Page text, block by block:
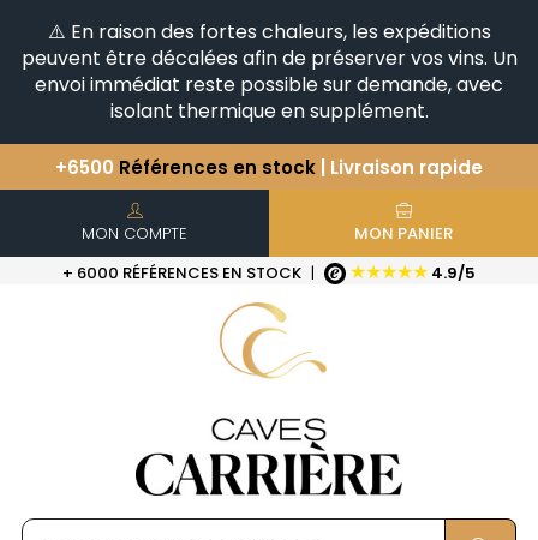
⚠️ En raison des fortes chaleurs, les expéditions
peuvent être décalées afin de préserver vos vins. Un
envoi immédiat reste possible sur demande, avec
isolant thermique en supplément.
+6500 Références en stock | Livraison rapide
Vous avez une question ?
Découvrez notre sélection
d'Horizontales & Verticales
MON COMPTE
MON PANIER
+ 6000 RÉFÉRENCES EN STOCK | ★★★★★ 4.9/5